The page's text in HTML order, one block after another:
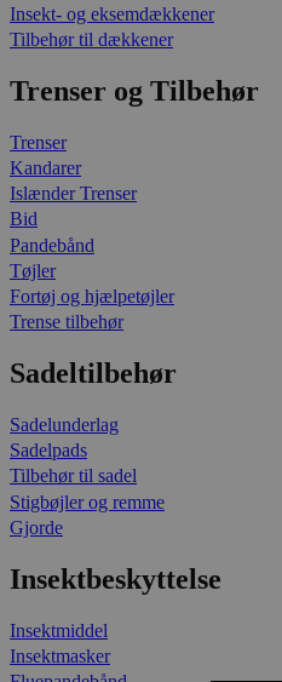
Insekt- og eksemdækkener
Tilbehør til dækkener
Trenser og Tilbehør
Trenser
Kandarer
Islænder Trenser
Bid
Pandebånd
Tøjler
Fortøj og hjælpetøjler
Trense tilbehør
Sadeltilbehør
Sadelunderlag
Sadelpads
Tilbehør til sadel
Stigbøjler og remme
Gjorde
Insektbeskyttelse
Insektmiddel
Insektmasker